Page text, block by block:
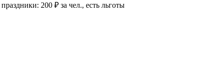
200 ₽ за чел., есть льготы